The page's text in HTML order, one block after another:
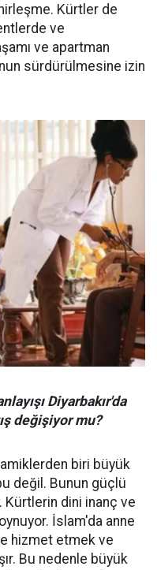
Kürtler de
ve
ve apartman
sürdürülmesine izin
Diyarbakır'da
değişiyor mu?
biri büyük
değil. Bunun güçlü
dini inanç ve
İslam'da anne
hizmet etmek ve
Bu nedenle büyük